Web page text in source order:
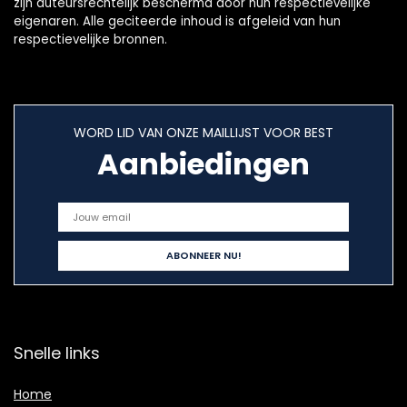
eigenaren. Alle geciteerde inhoud is afgeleid van hun
respectievelijke bronnen.
WORD LID VAN ONZE MAILLIJST VOOR BEST
Aanbiedingen
Snelle links
Home